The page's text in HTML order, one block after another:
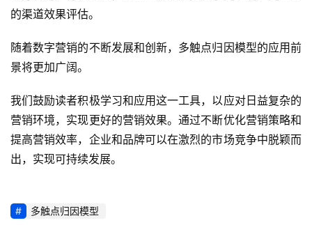
的渠道效果评估。
随着数字营销的不断发展和创新，多触点归因模型的应用前
景将更加广阔。
我们鼓励读者积极学习和应用这一工具，以应对日益复杂的
营销环境，实现更好的营销效果。通过不断优化营销策略和
提高营销效率，企业和品牌可以在激烈的市场竞争中脱颖而
出，实现可持续发展。
多触点归因模型